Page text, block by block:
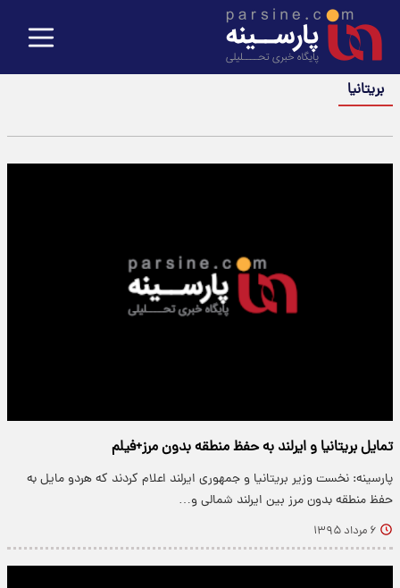
بریتانیا
تمایل بریتانیا و ایرلند به حفظ منطقه بدون مرز+فیلم
پارسینه: نخست وزیر بریتانیا و جمهوری ایرلند اعلام کردند که هردو مایل به
حفظ منطقه بدون مرز بین ایرلند شمالی و…
۶ مرداد ۱۳۹۵